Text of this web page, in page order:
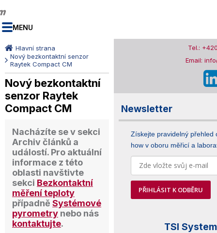
MENU
Hlavní strana
Nový bezkontaktní senzor
Raytek Compact CM
Nový bezkontaktní
senzor Raytek
Compact CM
Nacházíte se v sekci
Archiv článků a
událostí. Pro aktuální
informace z této
oblasti navštivte
sekci Bezkontaktní
měření teploty
případně Systémové
pyrometry nebo nás
kontaktujte.
Tel.:
Email:
Newsletter
Získejte pravidelný přehled
how v oboru měřicí a
PŘIHLÁSIT K ODBĚRU
TSI System